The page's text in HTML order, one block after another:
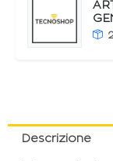
Descrizione